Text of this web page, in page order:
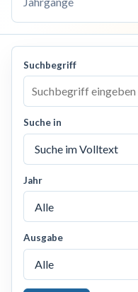
Suchbegriff
Suche in
Jahr
Ausgabe